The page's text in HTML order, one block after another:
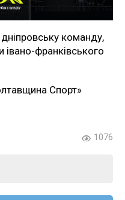
команду,
івано-франківського
Спорт»
1076